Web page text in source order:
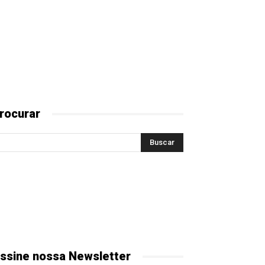
nossa Newsletter